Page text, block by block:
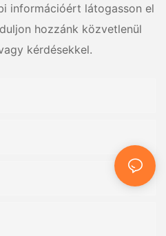
információért látogasson el
hozzánk közvetlenül
kérdésekkel.